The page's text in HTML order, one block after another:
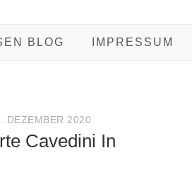
BLOG IMPRESSUM
DEZEMBER 2020
Cavedini In